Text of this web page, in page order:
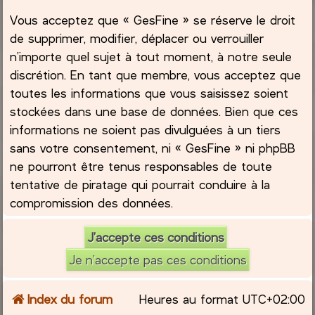
Vous acceptez que « GesFine » se réserve le droit
de supprimer, modifier, déplacer ou verrouiller
n’importe quel sujet à tout moment, à notre seule
discrétion. En tant que membre, vous acceptez que
toutes les informations que vous saisissez soient
stockées dans une base de données. Bien que ces
informations ne soient pas divulguées à un tiers
sans votre consentement, ni « GesFine » ni phpBB
ne pourront être tenus responsables de toute
tentative de piratage qui pourrait conduire à la
compromission des données.
Index du forum Heures au format UTC+02:00